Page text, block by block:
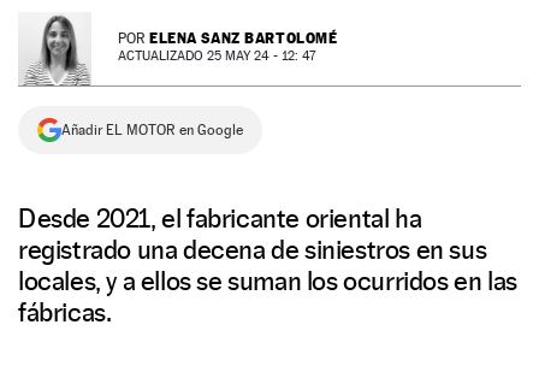
NEWSLETTER POR ELENA SANZ BARTOLOMÉ
ACTUALIZADO 25 MAY 24 - 12: 47
Añadir EL MOTOR en Google
Desde 2021, el fabricante oriental ha
registrado una decena de siniestros en sus
locales, y a ellos se suman los ocurridos en las
fábricas.